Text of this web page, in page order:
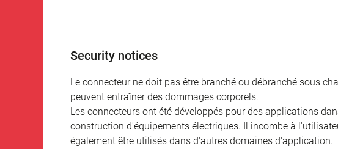
Security notices
Le connecteur ne doit pas être branché ou débranché sous
peuvent entraîner des dommages corporels.
Les connecteurs ont été développés pour des applications
construction d'équipements électriques. Il incombe à
également être utilisés dans d'autres domaines d'application.